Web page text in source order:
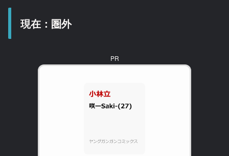
現在：圏外
PR